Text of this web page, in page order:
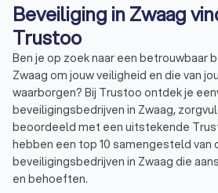
Beveiliging in Zwaag
Trustoo
Ben je op zoek naar een betrouwbaar
Zwaag om jouw veiligheid en die van
waarborgen? Bij Trustoo ontdek je
beveiligingsbedrijven in Zwaag,
beoordeeld met een uitstekende
hebben een top 10 samengesteld van
beveiligingsbedrijven in Zwaag die
en behoeften.